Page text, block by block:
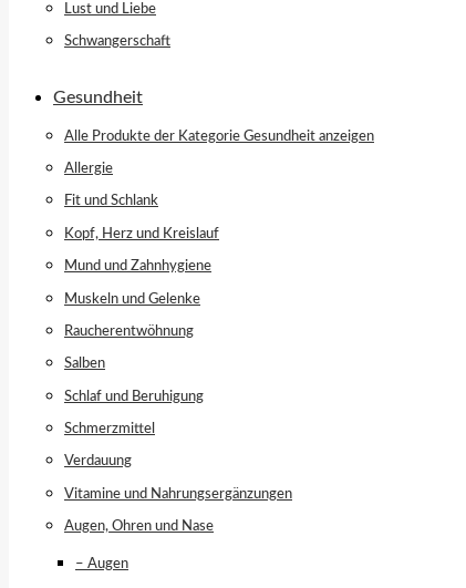
Lust und Liebe
Schwangerschaft
Gesundheit
Alle Produkte der Kategorie Gesundheit anzeigen
Allergie
Fit und Schlank
Kopf, Herz und Kreislauf
Mund und Zahnhygiene
Muskeln und Gelenke
Raucherentwöhnung
Salben
Schlaf und Beruhigung
Schmerzmittel
Verdauung
Vitamine und Nahrungsergänzungen
Augen, Ohren und Nase
– Augen